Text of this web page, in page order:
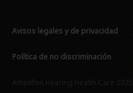
Avisos legales y de privacidad
Política de no discriminación